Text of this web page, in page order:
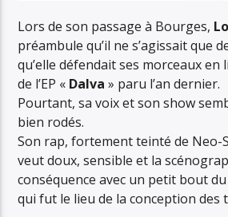
Lors de son passage à Bourges,
préambule qu’il ne s’agissait que
qu’elle défendait ses morceaux en
de l’EP « Dalva » paru l’an dernier.
Pourtant, sa voix et son show
bien rodés.
Son rap, fortement teinté de Neo-
veut doux, sensible et la
conséquence avec un petit bout
qui fut le lieu de la conception des